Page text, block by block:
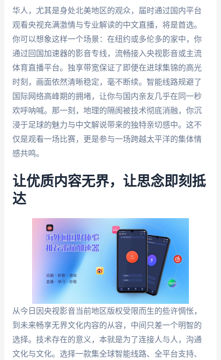
华人，尤其是身处北美地区的观众，届时通过国内平台
观看央视充满激情与专业解读的中文直播，将是首选。
你可以想象这样一个场景：在纽约或多伦多的家中，你
通过回国加速器的影音专线，流畅接入央视影音或主流
体育直播平台。独享带宽保证了即便在进球集锦的高光
时刻，画面依然清晰稳定，毫不断续。智能线路规避了
国际网络高峰期的拥堵，让你与国内亲友几乎在同一秒
欢呼呐喊。那一刻，地理的隔阂被技术彻底消融，你沉
浸于足球的魅力与中文解说带来的独特亲切感中。这不
仅是观看一场比赛，更是参与一场跨越太平洋的集体情
感共鸣。
让优质内容无界，让思念即刻抵
达
从今日因央视影音当前地区版权受限而生的些许惆怅，
到未来畅享无界文化内容的从容，中间只差一个明智的
选择。技术存在的意义，本就是为了连接人与人，沟通
文化与文化。选择一款集全球智能线路、全平台支持、